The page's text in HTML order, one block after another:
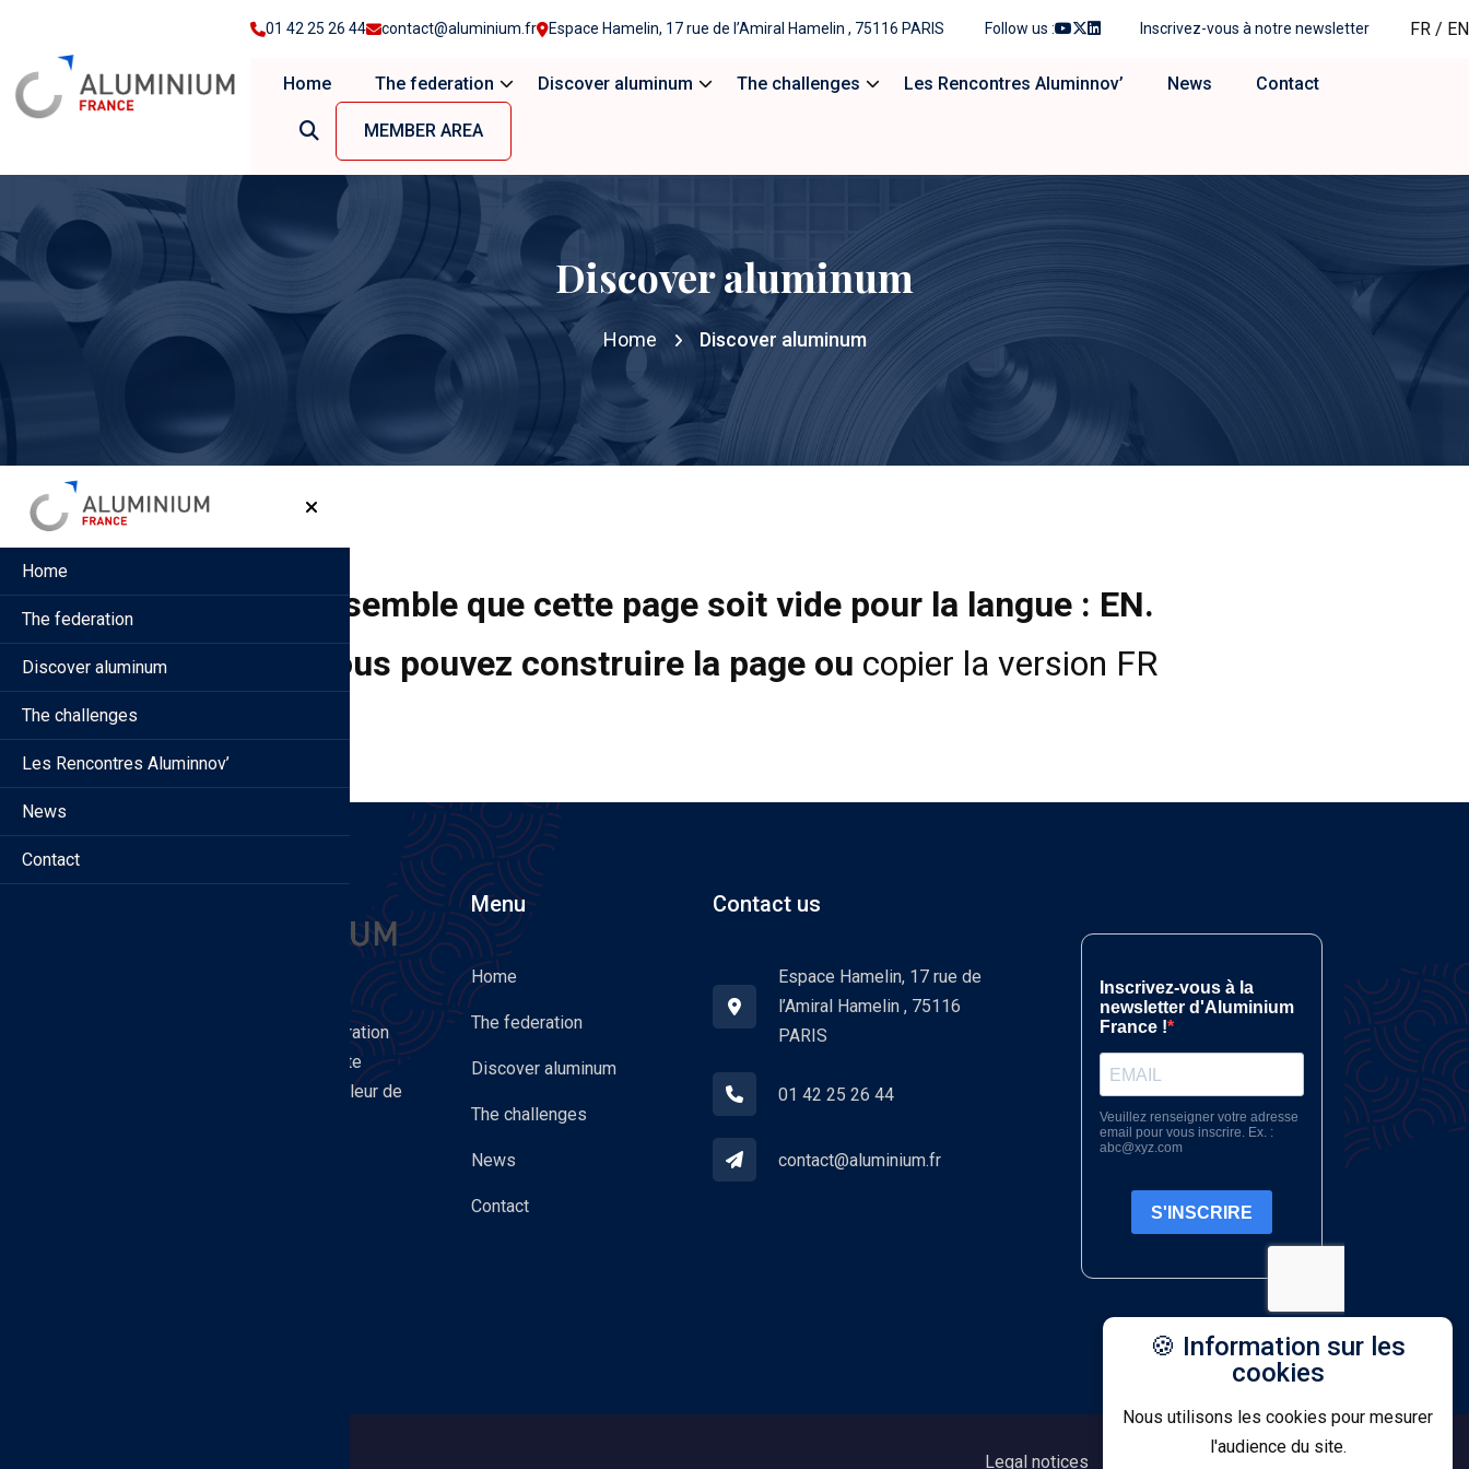
Discover aluminum
Home Discover aluminum
01 42 25 26 44 contact@aluminium.fr Espace Hamelin, 17 rue de l’Amiral Hamelin , 75116 PARIS Follow us : Inscrivez-vous à notre newsletter FR / EN
Home The federation Discover aluminum The challenges Les Rencontres Aluminnov’ News Contact
MEMBER AREA
Home
The federation
Discover aluminum
The challenges
Les Rencontres Aluminnov’
News
Contact
Il semble que cette page soit vide pour la langue : EN.
Vous pouvez construire la page ou copier la version FR
Aluminium France est la fédération
professionnelle qui représente
l’ensemble de la chaîne de valeur de
Menu
Home
The federation
Discover aluminum
The challenges
News
Contact
Contact us
Espace Hamelin, 17 rue de
l’Amiral Hamelin , 75116
PARIS
01 42 25 26 44
contact@aluminium.fr
Legal notices
🍪 Information sur les
cookies
Nous utilisons les cookies pour mesurer
l'audience du site.